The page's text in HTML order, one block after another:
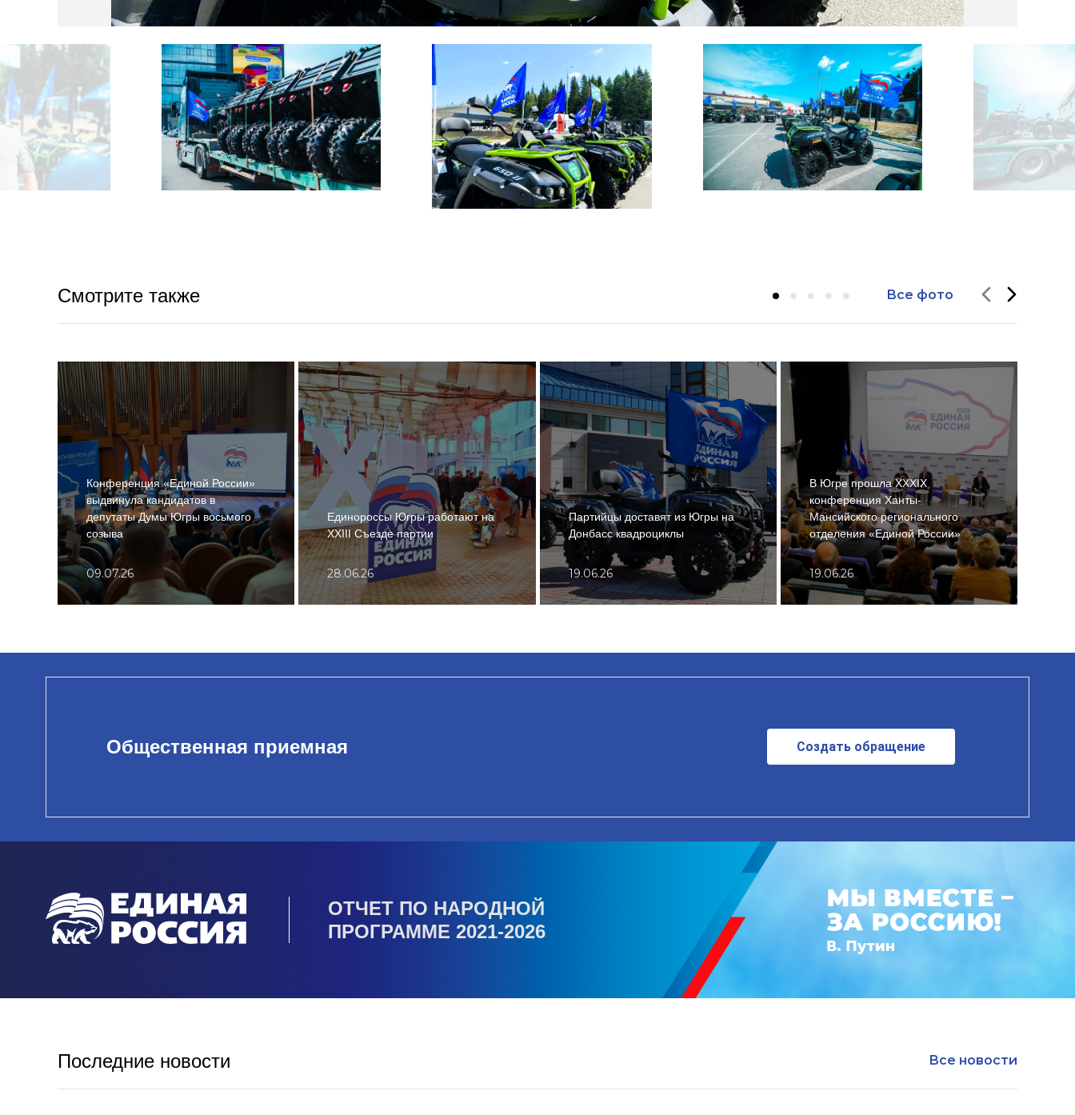
Смотрите также Все фото
Конференция «Единой России»
выдвинула кандидатов в
депутаты Думы Югры восьмого
созыва
09.07.26
Единороссы Югры работают на
ХХIII Съезде партии
28.06.26
Партийцы доставят из Югры на
Донбасс квадроциклы
19.06.26
В Югре прошла XXXIX
конференция Ханты-
Мансийского регионального
отделения «Единой России»
19.06.26
Общественная приемная Создать обращение
ОТЧЕТ ПО НАРОДНОЙ
ПРОГРАММЕ 2021-2026
Последние новости Все новости